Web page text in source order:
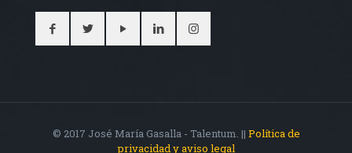
© 2017 José María Gasalla - Talentum. || Política de
privacidad y aviso legal